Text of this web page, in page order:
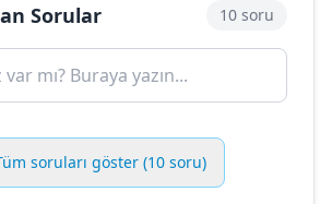
Sorular 10 soru
soruları göster (10 soru)